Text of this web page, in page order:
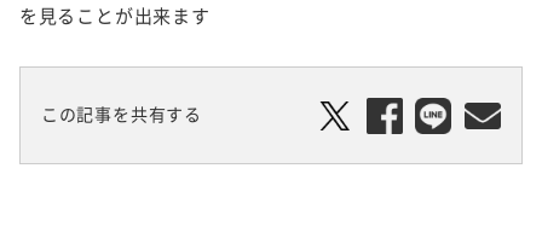
を見ることが出来ます
この記事を共有する